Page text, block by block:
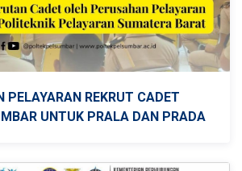
PELAYARAN REKRUT CADET
UNTUK PRALA DAN PRADA